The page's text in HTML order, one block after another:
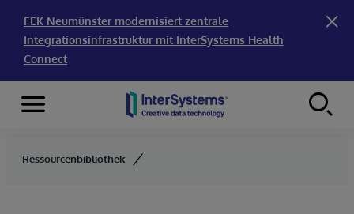
FEK Neumünster modernisiert zentrale
Integrationsinfrastruktur mit InterSystems Health
Connect
Skip to content
Menu
Ressourcenbibliothek